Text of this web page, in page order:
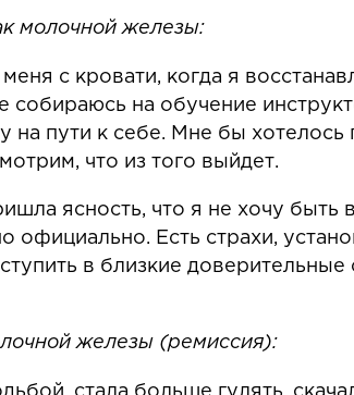
молочной железы:
с кровати, когда я
собираюсь на обучение
на пути к себе. Мне бы
что из того выйдет.
ясность, что я не хочу
Есть страхи,
в близкие
железы (ремиссия):